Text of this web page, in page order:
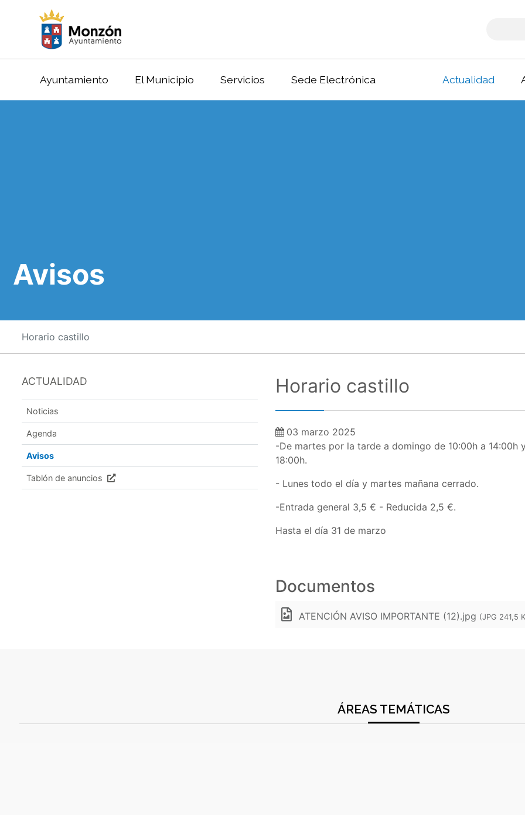
Ayuntamiento El Municipio Servicios Sede Electrónica Actualidad
Avisos
Horario castillo
ACTUALIDAD
Noticias
Agenda
Avisos
Tablón de anuncios
Horario castillo
03 marzo 2025
-De martes por la tarde a domingo de 10:00h a 14:00h
18:00h.
- Lunes todo el día y martes mañana cerrado.
-Entrada general 3,5 € - Reducida 2,5 €.
Hasta el día 31 de marzo
Documentos
ATENCIÓN AVISO IMPORTANTE (12).jpg (JPG 241,5
ÁREAS TEMÁTICAS